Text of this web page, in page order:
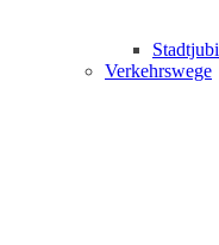
Verkehrswege